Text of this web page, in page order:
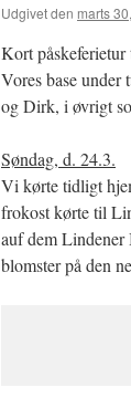
Udgivet den marts
Kort påskeferietur
Vores base
og Dirk, i øvrigt
Søndag, d. 24.3.
Vi kørte tidligt
frokost kørte til
auf dem Lindener
blomster på den